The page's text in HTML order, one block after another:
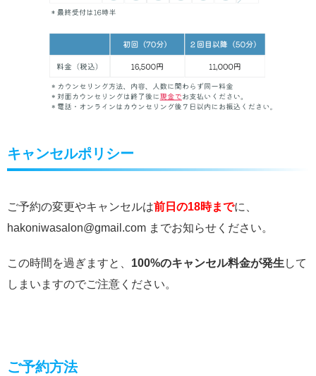
キャンセルポリシー
ご予約の変更やキャンセルは前日の18時までに、
hakoniwasalon@gmail.com までお知らせください。
この時間を過ぎますと、 100%のキャンセル料金が発生 して
しまいますのでご注意ください。
ご予約方法